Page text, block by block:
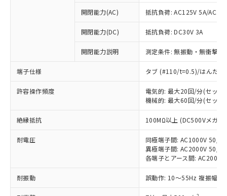
開閉能力(AC) 抵抗負荷: AC125V 5A/
開閉能力(DC) 抵抗負荷: DC30V 3A
開閉能力説明 測定条件: 無振動・無衝撃
端子仕様 タブ (#110/t=0.5)/はんだづ
許容操作頻度
電気的: 最大20回/分(セット
機械的: 最大60回/分(セット
絶縁抵抗 100MΩ以上 (DC500Vメガ)
耐電圧
同極端子間: AC1000V 50/
異極端子間: AC2000V 50/
各端子とアース間:
耐振動 誤動作: 10～55Hz 複振幅
※1 対応状況
対応済み：EU RoHS指令（10物質）の
非含有に対応した製品が提供可能な商品で
対応予定：EU RoHS指令（10物質）の非含
有に対応した製品に切り替える予定のある